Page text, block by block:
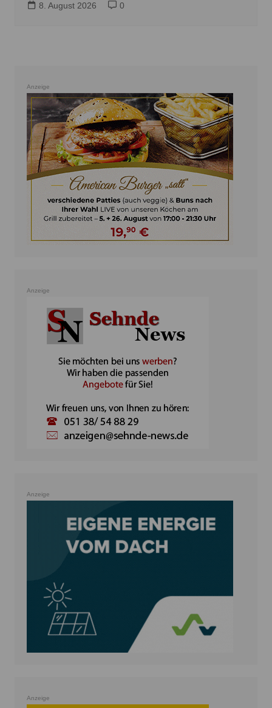
8. August 2026 0
Anzeige
Anzeige
Anzeige
Anzeige